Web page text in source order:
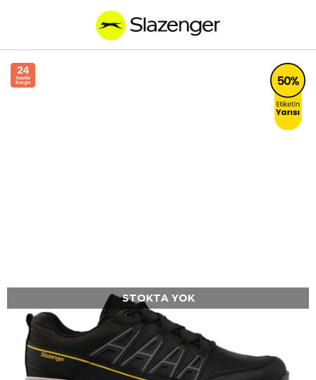
STOKTA YOK